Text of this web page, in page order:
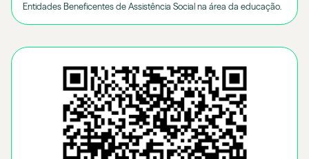
Entidades Beneficentes de Assistência Social na área da educação.